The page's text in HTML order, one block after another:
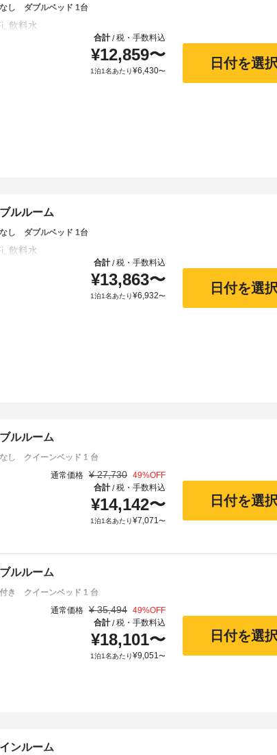
し ダブルベッド 1台
合計/税・手数料込
¥12,859〜
1泊1名あたり¥6,430〜
日付を選
ルルーム
し ダブルベッド 1台
合計/税・手数料込
¥13,863〜
1泊1名あたり¥6,932〜
日付を選
ルルーム
し
クイーンベッド 1 台
通常価格 ¥ 27,730 49%OFF
合計/税・手数料込
¥14,142〜
1泊1名あたり¥7,071〜
日付を選
ルルーム
き
クイーンベッド 1 台
通常価格 ¥ 35,494 49%OFF
合計/税・手数料込
¥18,101〜
1泊1名あたり¥9,051〜
日付を選
ンルーム